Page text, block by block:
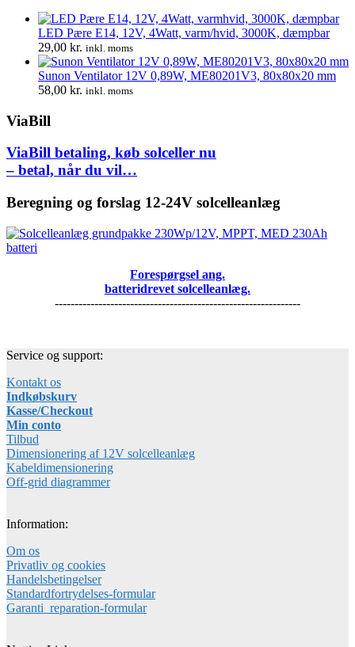
LED Pære E14, 12V, 4Watt, varm/hvid, 3000K, dæmpbar
29,00 kr. inkl. moms
Sunon Ventilator 12V 0,89W, ME80201V3, 80x80x20 mm
58,00 kr. inkl. moms
ViaBill
ViaBill betaling, køb solceller nu
– betal, når du vil…
Beregning og forslag 12-24V solcelleanlæg
Forespørgsel ang.
batteridrevet solcelleanlæg.
--------------------------------------------------------------
Service og support:
Kontakt os
Indkøbskurv
Kasse/Checkout
Min conto
Tilbud
Dimensionering af 12V solcelleanlæg
Kabeldimensionering
Off-grid diagrammer
Information:
Om os
Privatliv og cookies
Handelsbetingelser
Standardfortrydelses-formular
Garanti_reparation-formular